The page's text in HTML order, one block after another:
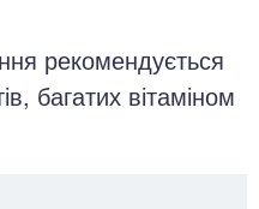
рекомендується
багатих вітаміном